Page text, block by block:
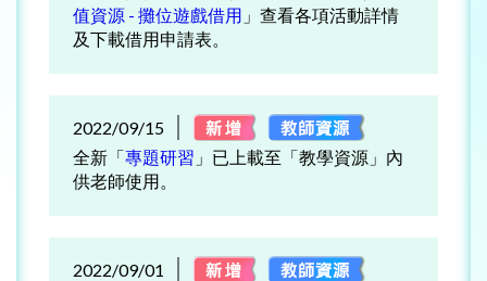
值資源 - 攤位遊戲借用 」查看各項活動詳情
及下載借用申請表。
2022/09/15
全新「專題研習 」已上載至「教學資源」內
供老師使用。
2022/09/01